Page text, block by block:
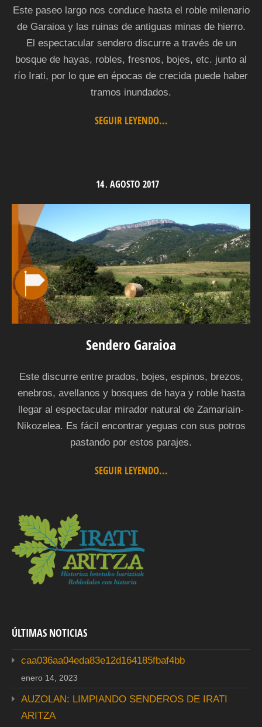
Este paseo largo nos conduce hasta el roble milenario
de Garaioa y las ruinas de antiguas minas de hierro.
El espectacular sendero discurre a través de un
bosque de hayas, robles, fresnos, bojes, etc. junto al
río Irati, por lo que en épocas de crecida puede haber
tramos inundados.
SEGUIR LEYENDO...
14. AGOSTO 2017
Sendero Garaioa
Este discurre entre prados, bojes, espinos, brezos,
enebros, avellanos y bosques de haya y roble hasta
llegar al espectacular mirador natural de Zamariain-
Nikozelea. Es fácil encontrar yeguas con sus potros
pastando por estos parajes.
SEGUIR LEYENDO...
ÚLTIMAS NOTICIAS
caa036aa04eda83e12d164185fbaf4bb
enero 14, 2023
AUZOLAN: LIMPIANDO SENDEROS DE IRATI
ARITZA